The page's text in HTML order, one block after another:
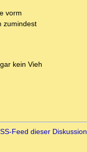
vorm
zumindest
kein Vieh
Feed dieser Diskussion